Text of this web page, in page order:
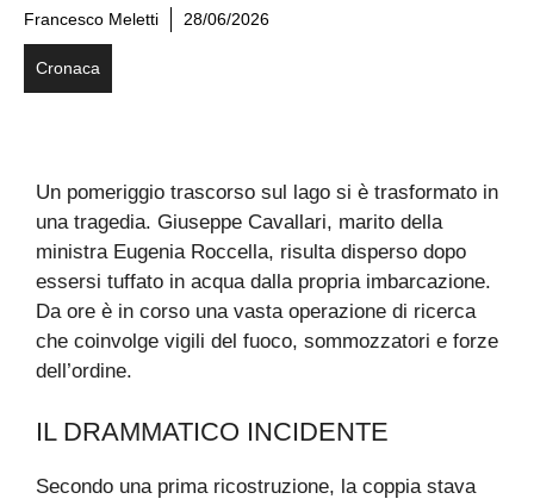
Francesco Meletti 28/06/2026
Cronaca
Un pomeriggio trascorso sul lago si è trasformato in
una tragedia. Giuseppe Cavallari, marito della
ministra Eugenia Roccella, risulta disperso dopo
essersi tuffato in acqua dalla propria imbarcazione.
Da ore è in corso una vasta operazione di ricerca
che coinvolge vigili del fuoco, sommozzatori e forze
dell’ordine.
IL DRAMMATICO INCIDENTE
Secondo una prima ricostruzione, la coppia stava